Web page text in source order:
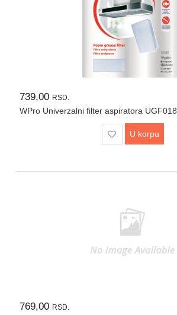
739,00 RSD.
WPro Univerzalni filter aspiratora UGF018
U korpu
769,00 RSD.